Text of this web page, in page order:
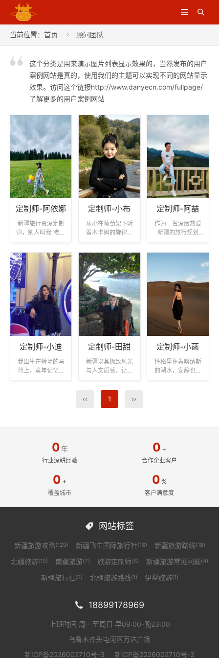


当前位置： 首页  顾问团队
这个分类是用来演示图片列表显示效果的，当然发布的用户
案例网站是真的，使用我们的主题可以实现不同的网站显示
效果。访问这个链接http://www.danyecn.com/fullpage/
了解更多的用户案例网站
定制师-阿依娜
新疆旅行资深定制
师，别人叫我“老新
路，更懂得这片土
地的心跳。十四年
的规划生涯，服务
过八百多组来自天
南地北的旅人，专
注新疆全域综合...
定制师-小布
从小在葡萄架下听
着木卡姆的旋律长
人文肌理，是连接
远方与新疆秘境的
文化使者。作为新
疆大地的守护者，
我始终以热情开朗
的性格、专业细致...
定制师-阿喆
作为一名深度热爱
新疆的旅行规划
行者。我擅长将喀
什古城的人间烟
火、喀纳斯的绝美
晨雾，伊犁草原的
辽阔...
定制师-小迪
我出生在转场的马
背上，童年记忆是
定制师-田甜
新疆以其极致风光
与人文质感，让我
者。我的工作，是
为你规划一场既舒
定制师-小菡
性格里住着喀纳斯
的湖水，安静也深
‹‹ 1 ››
0年
行业深耕经验
0 +
合作企业客户
0 +
覆盖城市
0 %
客户满意度
 网站标签
新疆旅游攻略(129) 新疆飞牛国际旅行社(18) 新疆旅游路线(18)
北疆旅游(15) 南疆旅游(7) 旅游定制师(6) 新疆旅游常见问题(4)
新疆旅行社(2) 北疆旅游路线(1) 伊犁旅游(1)
 18899178969
上班时间 周一至周日 早09:00-晚23:00
乌鲁木齐头屯河区万达广场
新ICP备2026002710号-3
新ICP备2026002710号-3